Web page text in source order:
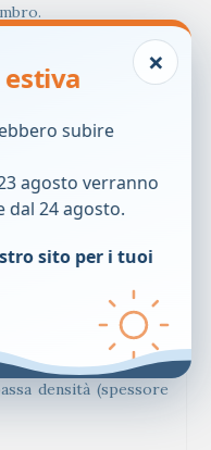
lunghezza utile (senza
lunghezza utile (senza
Termoplastiche
ed acqua
che consente
di idratazione)
densità (spessore
×
subire
agosto verranno
dal 24 agosto.
sito per i tuoi